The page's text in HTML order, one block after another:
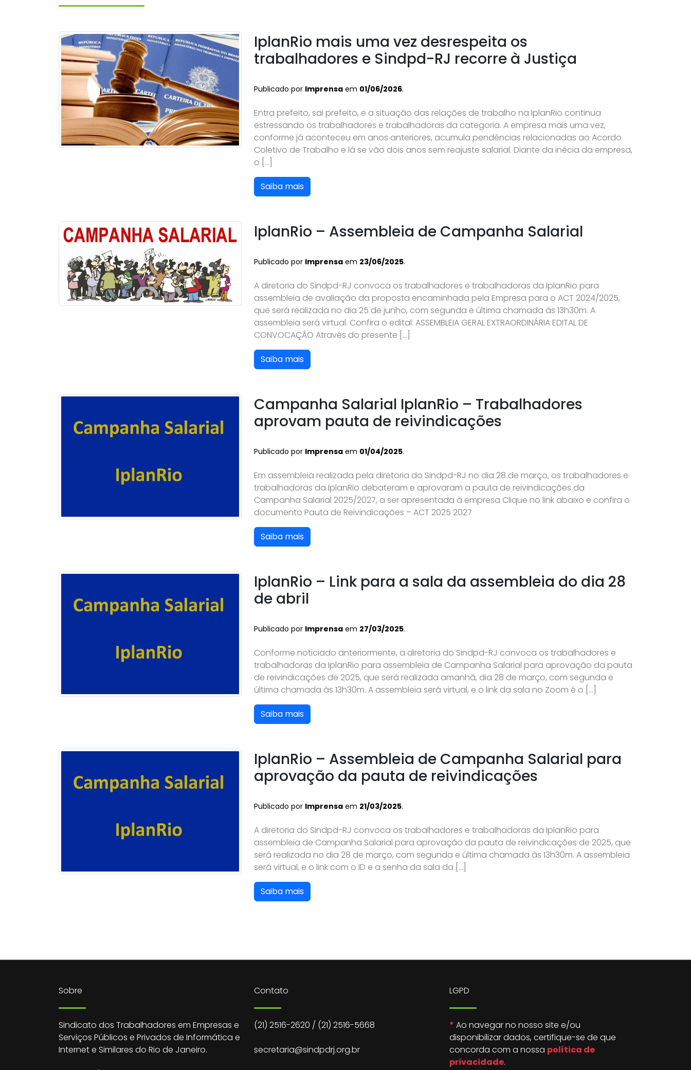
IplanRio mais uma vez desrespeita os
trabalhadores e Sindpd-RJ recorre à Justiça
Publicado por Imprensa em 01/06/2026.
Entra prefeito, sai prefeito, e a situação das relações de trabalho na IplanRio continua
estressando os trabalhadores e trabalhadoras da categoria. A empresa mais uma vez,
conforme já aconteceu em anos anteriores, acumula pendências relacionadas ao Acordo
Coletivo de Trabalho e lá se vão dois anos sem reajuste salarial. Diante da inécia da empresa,
o […]
Saiba mais
IplanRio – Assembleia de Campanha Salarial
Publicado por Imprensa em 23/06/2025.
A diretoria do Sindpd-RJ convoca os trabalhadores e trabalhadoras da IplanRio para
assembleia de avaliação da proposta encaminhada pela Empresa para o ACT 2024/2025,
que será realizada no dia 25 de junho, com segunda e última chamada às 13h30m. A
assembleia será virtual. Confira o edital: ASSEMBLEIA GERAL EXTRAORDINÁRIA EDITAL DE
CONVOCAÇÃO Através do presente […]
Saiba mais
Campanha Salarial IplanRio – Trabalhadores
aprovam pauta de reivindicações
Publicado por Imprensa em 01/04/2025.
Em assembleia realizada pela diretoria do Sindpd-RJ no dia 28 de março, os trabalhadores e
trabalhadoras da IplanRio debateram e aprovaram a pauta de reivindicações da
Campanha Salarial 2025/2027, a ser apresentada à empresa Clique no link abaixo e confira o
documento Pauta de Reivindicações – ACT 2025 2027
Saiba mais
IplanRio – Link para a sala da assembleia do dia 28
de abril
Publicado por Imprensa em 27/03/2025.
Conforme noticiado anteriormente, a diretoria do Sindpd-RJ convoca os trabalhadores e
trabalhadoras da IplanRio para assembleia de Campanha Salarial para aprovação da pauta
de reivindicações de 2025, que será realizada amanhã, dia 28 de março, com segunda e
última chamada às 13h30m. A assembleia será virtual, e o link da sala no Zoom é o […]
Saiba mais
IplanRio – Assembleia de Campanha Salarial para
aprovação da pauta de reivindicações
Publicado por Imprensa em 21/03/2025.
A diretoria do Sindpd-RJ convoca os trabalhadores e trabalhadoras da IplanRio para
assembleia de Campanha Salarial para aprovação da pauta de reivindicações de 2025, que
será realizada no dia 28 de março, com segunda e última chamada às 13h30m. A assembleia
será virtual, e o link com o ID e a senha da sala da […]
Saiba mais
Sobre
Sindicato dos Trabalhadores em Empresas e
Serviços Públicos e Privados de Informática e
Internet e Similares do Rio de Janeiro.
Contato
(21) 2516-2620 / (21) 2516-5668
secretaria@sindpdrj.org.br
LGPD
* Ao navegar no nosso site e/ou
disponibilizar dados, certifique-se de que
concorda com a nossa política de
privacidade.